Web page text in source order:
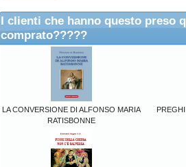
I clienti che hanno questo preso
comprato?????
LA CONVERSIONE DI ALFONSO MARIA
RATISBONNE